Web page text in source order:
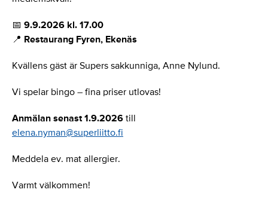
📅 9.9.2026 kl. 17.00
📍 Restaurang Fyren, Ekenäs
Kvällens gäst är Supers sakkunniga, Anne Nylund.
Vi spelar bingo – fina priser utlovas!
Anmälan senast 1.9.2026 till
elena.nyman@superliitto.fi
Meddela ev. mat allergier.
Varmt välkommen!